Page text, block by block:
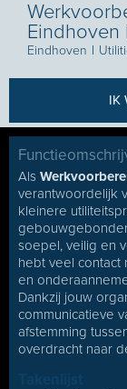
Eindhoven I
IK
Als
verantwoordelijk
kleinere
soepel, veilig en
hebt veel contact
en
Dankzij jouw
communicatieve
afstemming
overdracht naar